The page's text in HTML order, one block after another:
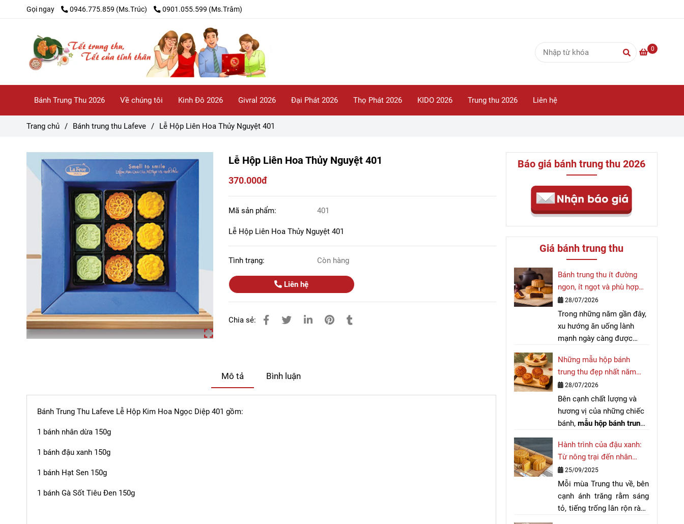
Gọi ngay 0946.775.859 (Ms.Trúc) 0901.055.599 (Ms.Trâm)
0
Bánh Trung Thu 2026 Về chúng tôi Kinh Đô 2026 Givral 2026 Đại Phát 2026 Thọ Phát 2026 KIDO 2026 Trung thu 2026 Liên hệ
Trang chủ / Bánh trung thu Lafeve / Lễ Hộp Liên Hoa Thủy Nguyệt 401
Lễ Hộp Liên Hoa Thủy Nguyệt 401
370.000đ
Mã sản phẩm: 401
Lễ Hộp Liên Hoa Thủy Nguyệt 401
Tình trạng: Còn hàng
Liên hệ
Chia sẻ:
Mô tả Bình luận
Bánh Trung Thu Lafeve Lễ Hộp Kim Hoa Ngọc Diệp 401 gồm:
1 bánh nhân dừa 150g
1 bánh đậu xanh 150g
1 bánh Hạt Sen 150g
1 bánh Gà Sốt Tiêu Đen 150g
Báo giá bánh trung thu 2026
Giá bánh trung thu
Bánh trung thu ít đường
ngon, ít ngọt và phù hợp
với nhiều đối tượng
28/07/2026
Trong những năm gần đây,
xu hướng ăn uống lành
mạnh ngày càng được
Không chỉ chú trọng đến
thực phẩm hằng ngày,
nhiều người cũng tìm kiếm
bánh trung thu ít đường
có thể thưởng thức hương
vị truyền thống mà vẫn phù
của mình.
Những mẫu hộp bánh
trung thu đẹp nhất năm
2026
28/07/2026
Bên cạnh chất lượng và
hương vị của những chiếc
bánh,mẫu hộp bánh trung
nhiều khách hàng quan
tâm khi lựa chọn quà biếu
trong dịp Tết Trung thu.
Hành trình của đậu xanh:
Từ nông trại đến nhân
bánh Trung thu quốc dân
25/09/2025
Mỗi mùa Trung thu về, bên
cạnh ánh trăng rằm sáng
tỏ, tiếng trống lân rộn ràng